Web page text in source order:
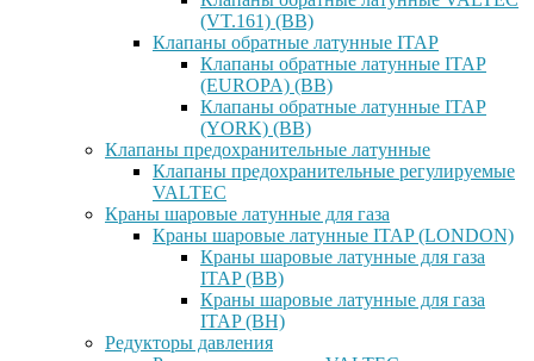
(VT.161) (ВВ)
Клапаны обратные латунные ITAP
Клапаны обратные латунные ITAP
(EUROPA) (ВВ)
Клапаны обратные латунные ITAP
(YORK) (ВВ)
Клапаны предохранительные латунные
Клапаны предохранительные регулируемые
VALTEC
Краны шаровые латунные для газа
Краны шаровые латунные ITAP (LONDON)
Краны шаровые латунные для газа
ITAP (ВВ)
Краны шаровые латунные для газа
ITAP (ВН)
Редукторы давления